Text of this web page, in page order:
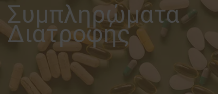
Συμπληρώματα
Διατροφής